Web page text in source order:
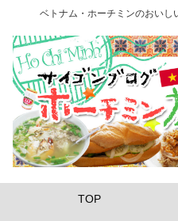
ベトナム・ホーチミンのおいし
TOP